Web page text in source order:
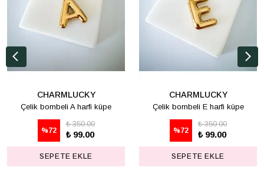
CHARMLUCKY
Çelik bombeli A harfi küpe
%72
₺ 350.00
₺ 99.00
SEPETE EKLE
CHARMLUCKY
Çelik bombeli E harfi küpe
%72
₺ 350.00
₺ 99.00
SEPETE EKLE